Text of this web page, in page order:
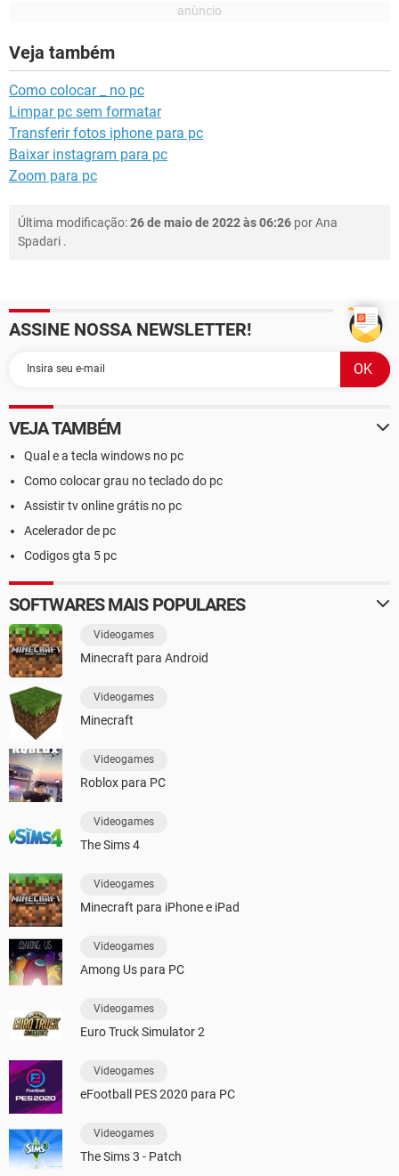
Veja também
Como colocar _ no pc
Limpar pc sem formatar
Transferir fotos iphone para pc
Baixar instagram para pc
Zoom para pc
Última modificação:26 de maio de 2022 às 06:26 porAna
Spadari .
ASSINE NOSSA NEWSLETTER!
VEJA TAMBÉM
Qual e a tecla windows no pc
Como colocar grau no teclado do pc
Assistir tv online grátis no pc
Acelerador de pc
Codigos gta 5 pc
SOFTWARES MAIS POPULARES
Videogames
Minecraft para Android
Videogames
Minecraft
Videogames
Roblox para PC
Videogames
The Sims 4
Videogames
Minecraft para iPhone e iPad
Videogames
Among Us para PC
Videogames
Euro Truck Simulator 2
Videogames
eFootball PES 2020 para PC
Videogames
The Sims 3 - Patch